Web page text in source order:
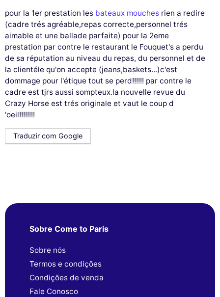
pour la 1er prestation les bateaux mouches rien a redire
(cadre trés agréable,repas correcte,personnel trés
aimable et une ballade parfaite) pour la 2eme
prestation par contre le restaurant le Fouquet's a perdu
de sa réputation au niveau du repas, du personnel et de
la clientéle qu'on accepte (jeans,baskets...)c'est
dommage pour l'étique tout se perd!!!!!! par contre le
cadre est tjrs aussi sompteux.la nouvelle revue du
Crazy Horse est trés originale et vaut le coup d
'oeil!!!!!!!!
Traduzir com Google
Sobre Come to Paris
Sobre nós
Termos e condições
Condições de venda
Fale Conosco